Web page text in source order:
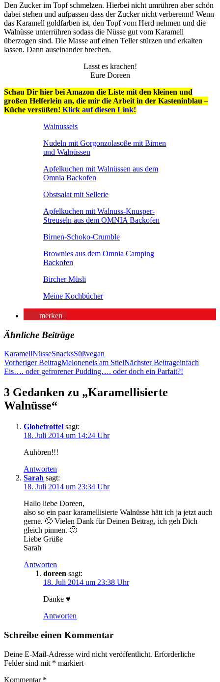
Den Zucker im Topf schmelzen. Hierbei nicht umrühren aber schön
dabei stehen und aufpassen dass der Zucker nicht verberennt! Wenn
das Karamell goldfarben ist, den Topf vom Herd nehmen und die
Walnüsse unterrühren sodass die Nüsse gut vom Karamell
überzogen sind. Die Masse auf einen Teller stürzen und erkalten
lassen. Dann auseinander brechen.
Lasst es krachen!
Eure Doreen
Schau Dir hier bei Amazon die Liste mit den kleinen und
großen Helferlein an, die mir die Arbeit in der Kasteninblau –
Küche versüßen! Klick auf diesen Link!
Walnusseis
Nudeln mit Gorgonzolasoße mit Birnen
und Walnüssen
Apfelkuchen mit Walnüssen aus dem
Omnia Backofen
Obstsalat mit Sellerie
Apfelkuchen mit Walnuss-Knusper-
Streuseln aus dem OMNIA Backofen
Birnen-Schoko-Crumble
Brownies aus dem Omnia Camping
Backofen
Bircher Müsli
Meine Kochbücher
merken
Ähnliche Beiträge
KaramellNüsseSnacksSüßvegan
Beitragsnavigation
Vorheriger BeitragMeloneneis am StielNächster Beitrageinfach
Eis…. oder gefrorener Pudding…. oder doch ein Parfait?!
3 Gedanken zu „Karamellisierte
Walnüsse“
Globetrottel sagt:
18. Juli 2014 um 14:24 Uhr
Auhören!!!
Antworten
Sarah sagt:
18. Juli 2014 um 23:34 Uhr
Hallo liebe Doreen,
also so ein paar karamellisierte Walnüsse hätt ich ja jetzt auch
gerne. 🙂 Vielen Dank für Deinen Beitrag, ich geh Dich
gleich pinnen. 🙂
Liebe Grüße
Sarah
Antworten
doreen sagt:
18. Juli 2014 um 23:38 Uhr
Danke ♥
Antworten
Schreibe einen Kommentar
Deine E-Mail-Adresse wird nicht veröffentlicht. Erforderliche
Felder sind mit * markiert
Kommentar *